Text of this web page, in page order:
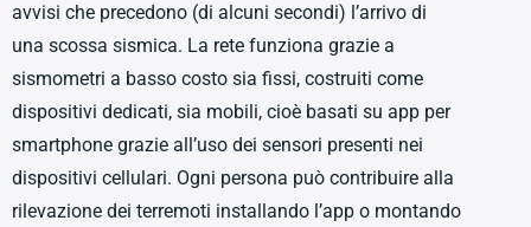
avvisi che precedono (di alcuni secondi) l’arrivo di
una scossa sismica. La rete funziona grazie a
sismometri a basso costo sia fissi, costruiti come
dispositivi dedicati, sia mobili, cioè basati su app per
smartphone grazie all’uso dei sensori presenti nei
dispositivi cellulari. Ogni persona può contribuire alla
rilevazione dei terremoti installando l’app o montando